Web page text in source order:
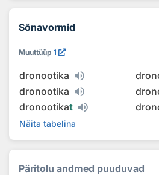
Sõnavormid
Muuttüüp 1
dronootika
dronootika
dronootikat
Näita tabelina
Päritolu andmed puuduvad